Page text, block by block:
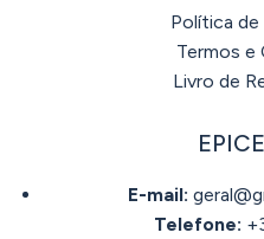
Política de
Termos e
Livro de
E-mail:
Telefone: